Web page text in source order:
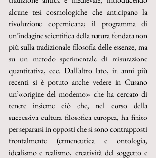
alcune tesi cosmologiche che anticipano la
rivoluzione copernicana; il programma di
un’indagine scientifica della natura fondata non
più sulla tradizionale filosofia delle essenze, ma
su un metodo sperimentale di misurazione
quantitativa, ecc. Dall’altro lato, in anni più
recenti si è potuto anche vedere in Cusano
un’«origine del moderno» che ha cercato di
tenere insieme ciò che, nel corso della
successiva cultura filosofica europea, ha finito
per separarsi in opposti che si sono contrapposti
frontalmente (ermeneutica e ontologia,
idealismo e realismo, creatività del soggetto e